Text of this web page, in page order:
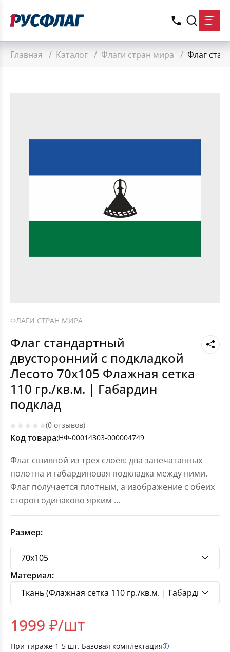
Главная / Каталог / Флаги стран мира / Флаг
ФЛАГИ СТРАН МИРА
Флаг стандартный
двусторонний с подкладкой
Лесото 70х105 Флажная сетка
110 гр./кв.м. | Габардин
подклад
(0 отзывов)
Код товара:НФ-00014303-000004749
Флаг сшивной из трех слоев: два запечатанных
полотна и габардиновая подкладка между ними.
Флаг получается плотным, а изображение с обеих
сторон одинаково ярким ...
Размер:
Материал:
1999 ₽/шт
При тираже 1-5 шт. Базовая комплектация